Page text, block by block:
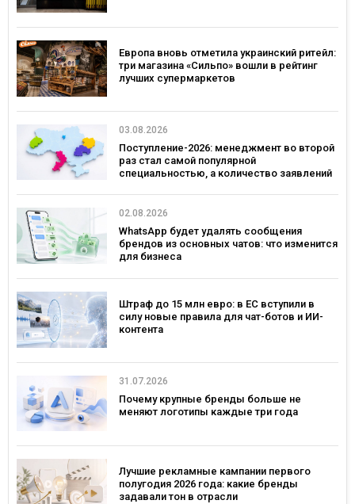
Европа вновь отметила украинский ритейл:
три магазина «Сильпо» вошли в рейтинг
лучших супермаркетов
03.08.2026
Поступление-2026: менеджмент во второй
раз стал самой популярной
специальностью, а количество заявлений
02.08.2026
WhatsApp будет удалять сообщения
брендов из основных чатов: что изменится
для бизнеса
Штраф до 15 млн евро: в ЕС вступили в
силу новые правила для чат-ботов и ИИ-
контента
31.07.2026
Почему крупные бренды больше не
меняют логотипы каждые три года
Лучшие рекламные кампании первого
полугодия 2026 года: какие бренды
задавали тон в отрасли